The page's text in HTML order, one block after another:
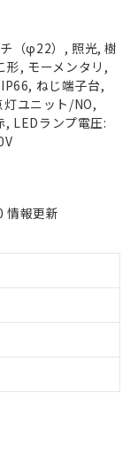
（φ22）, 照光, 樹
形, モーメンタリ,
ねじ端子台,
ユニット/NO,
, LEDランプ電圧:
情報更新